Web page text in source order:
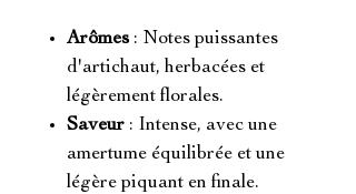
Arômes: Notes puissantes
d'artichaut, herbacées et
légèrement florales.
Saveur : Intense, avec une
amertume équilibrée et une
légère piquant en finale.